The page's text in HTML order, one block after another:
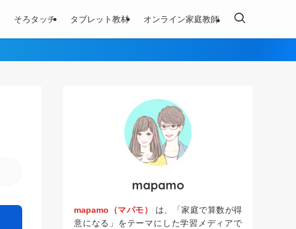
そろタッチ タブレット教材 オンライン家庭教師
mapamo
mapamo（マパモ） は、「家庭で算数が得
意になる」をテーマにした学習メディアで